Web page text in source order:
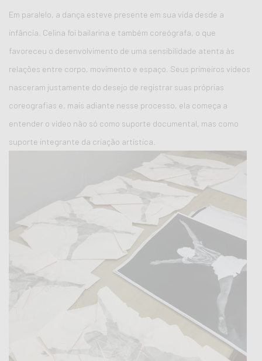
Em paralelo, a dança esteve presente em sua vida desde a
infância. Celina foi bailarina e também coreógrafa, o que
favoreceu o desenvolvimento de uma sensibilidade atenta às
relações entre corpo, movimento e espaço. Seus primeiros vídeos
nasceram justamente do desejo de registrar suas próprias
coreografias e, mais adiante nesse processo, ela começa a
entender o vídeo não só como suporte documental, mas como
suporte integrante da criação artística.